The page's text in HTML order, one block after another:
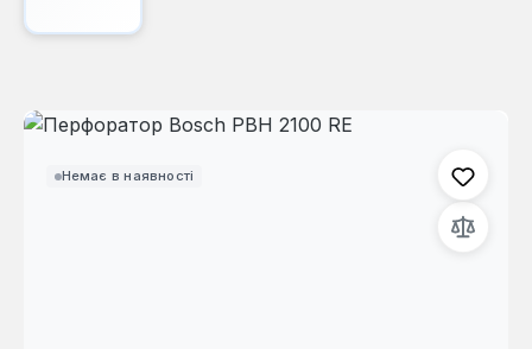
Немає в наявності
Пропустити галерею зображень